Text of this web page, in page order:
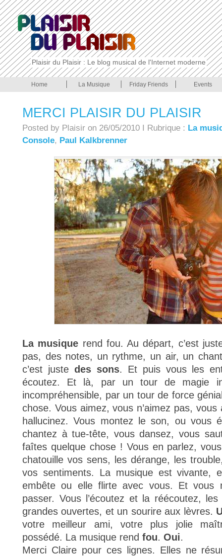
Plaisir du Plaisir : Le blog musical de l'Internet moderne
Home La Musique Friday Friends Events
MERCI PLAISIR DU PLAISIR
Posted by Plaisir on 26/05/2010 I Rubrique : La
Console, Pau l Kalkbrenner
La musique rend fou. Au départ, c’est
pas, des notes, un rythme, un air, un
c’est juste des sons. Et puis vous les
écoutez. Et là, par un tour de magie
incompréhensible, par un tour de force
chose. Vous aimez, vous n’aimez pas,
hallucinez. Vous montez le son, ou vous
chantez à tue-tête, vous dansez, vous
faîtes quelque chose ! Vous en parlez,
chatouille vos sens, les dérange, les
vos sentiments. La musique est vivante,
embête ou elle flirte avec vous. Et vous
passer. Vous l’écoutez et la réécoutez,
grandes ouvertes, et un sourire aux lèvres.
votre meilleur ami, votre plus jolie
possédé. La musique rend fou. Oui.
Merci Claire pour ces lignes. Elles ne